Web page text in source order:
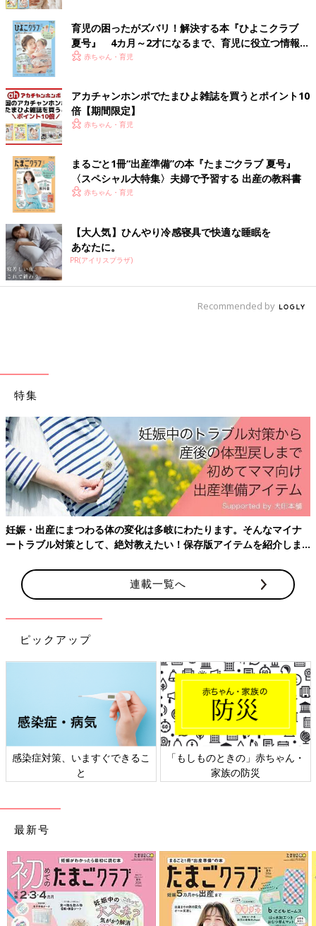
テーブルがついているので離乳食をあげやすく収納することもで
きるので片付けも楽でした」
使わない時は畳んで収納できて便利！「スマートエ
ンジェル」のソフトバスチェア
物をあまり増やしたくない35（＠sacco324）さん。スマートエ
ンジェルのソフトバスチェアをリビングに置いて、ベビーチェア
代わりに活用しています。
マ。
買ったキメ手は？
「検討したのは首が座り始めてからなのですが、バウンサーだと
まだ3カ月の赤ちゃんには大きいので、首まであるので寄りかか
りが安定するかなと思って、バスチェアを買いました。
リビングでも使えてお風呂でも使えるので便利かなと。あとは使
育児の困ったがズバリ！解決する本『ひよこクラブ
夏号』 4カ月～2才になるまで、育児に役立つ情報が
いっぱい！
赤ちゃん・育児
アカチャンホンポでたまひよ雑誌を買うとポイント10
倍【期間限定】
赤ちゃん・育児
まるごと1冊“出産準備”の本『たまごクラブ 夏号』
〈スペシャル大特集〉夫婦で予習する 出産の教科書
赤ちゃん・育児
【大人気】ひんやり冷感寝具で快適な睡眠を
あなたに。
PR(アイリスプラザ)
Recommended by
特集
妊娠・出産にまつわる体の変化は多岐にわたります。そんなマイナ
ートラブル対策として、絶対教えたい！保存版アイテムを紹介しま
連載一覧へ
ピックアップ
感染症対策、いますぐできるこ
と
「もしものときの」赤ちゃん・
家族の防災
最新号